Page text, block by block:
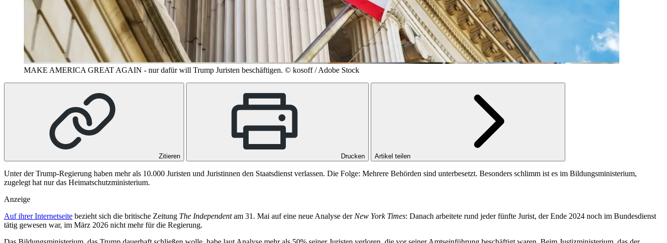
MAKE AMERICA GREAT AGAIN - nur dafür will Trump Juristen beschäftigen. © kosoff / Adobe Stock
Zitieren Drucken Artikel teilen
Unter der Trump-Regierung haben mehr als 10.000 Juristen und Juristinnen den Staatsdienst verlassen. Die Folge: Mehrere Behörden sind unterbesetzt. Besonders schlimm ist es im Bildungsministerium,
zugelegt hat nur das Heimatschutzministerium.
Anzeige
Auf ihrer Internetseite bezieht sich die britische Zeitung The Independentam 31. Mai auf eine neue Analyse der New York Times: Danach arbeitete rund jeder fünfte Jurist, der Ende 2024 noch im Bundesdienst
tätig gewesen war, im März 2026 nicht mehr für die Regierung.